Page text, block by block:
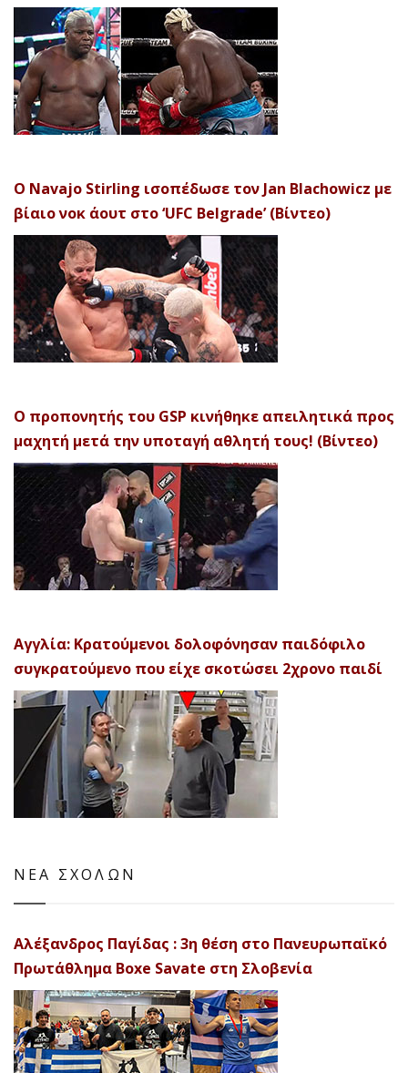
Ο Navajo Stirling ισοπέδωσε τον Jan Blachowicz με
βίαιο νοκ άουτ στο ‘UFC Belgrade’ (Βίντεο)
Ο προπονητής του GSP κινήθηκε απειλητικά προς
μαχητή μετά την υποταγή αθλητή τους! (Βίντεο)
Αγγλία: Κρατούμενοι δολοφόνησαν παιδόφιλο
συγκρατούμενο που είχε σκοτώσει 2χρονο παιδί
ΝΕΑ ΣΧΟΛΩΝ
Αλέξανδρος Παγίδας : 3η θέση στο Πανευρωπαϊκό
Πρωτάθλημα Boxe Savate στη Σλοβενία